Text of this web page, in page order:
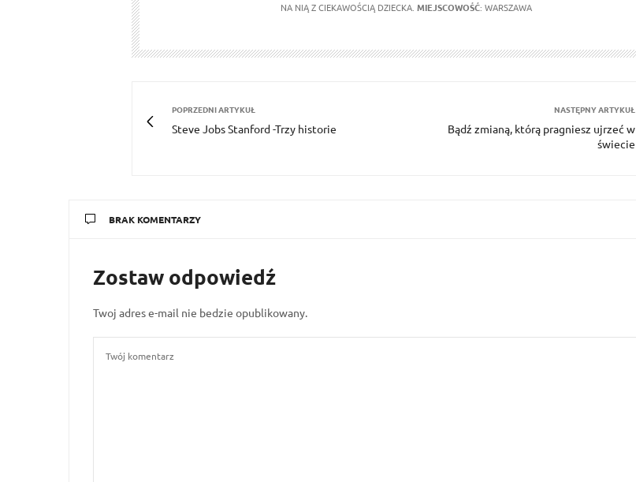
NA NIĄ Z CIEKAWOŚCIĄ DZIECKA. MIEJSCOWOŚĆ: WARSZAWA
POPRZEDNI ARTYKUŁ
Steve Jobs Stanford -Trzy historie
NASTĘPNY ARTYKUŁ
Bądź zmianą, którą pragniesz ujrzeć w
świecie
BRAK KOMENTARZY
Zostaw odpowiedź
Twoj adres e-mail nie bedzie opublikowany.